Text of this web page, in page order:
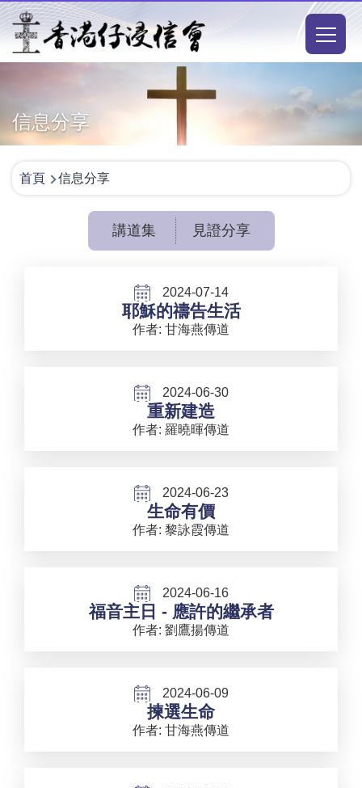
移至主內容
Main
信息分享
導
首頁 信息分享
講道集 見證分享
2024-07-14
耶穌的禱告生活
作者: 甘海燕傳道
2024-06-30
重新建造
作者: 羅曉暉傳道
2024-06-23
生命有價
作者: 黎詠霞傳道
2024-06-16
福音主日 - 應許的繼承者
作者: 劉鷹揚傳道
2024-06-09
揀選生命
作者: 甘海燕傳道